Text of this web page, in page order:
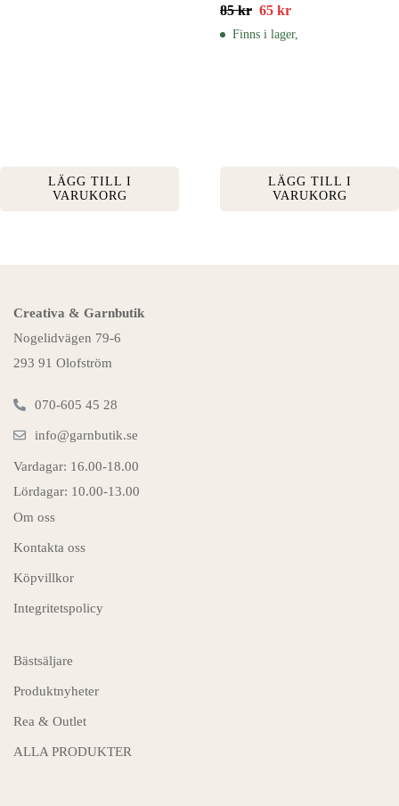
LÄGG TILL I
VARUKORG
85kr 65 kr
Finns i lager,
LÄGG TILL I
VARUKORG
Creativa & Garnbutik
Nogelidvägen 79-6
293 91 Olofström
070-605 45 28
info@garnbutik.se
Vardagar: 16.00-18.00
Lördagar: 10.00-13.00
Om oss
Kontakta oss
Köpvillkor
Integritetspolicy
Bästsäljare
Produktnyheter
Rea & Outlet
ALLA PRODUKTER